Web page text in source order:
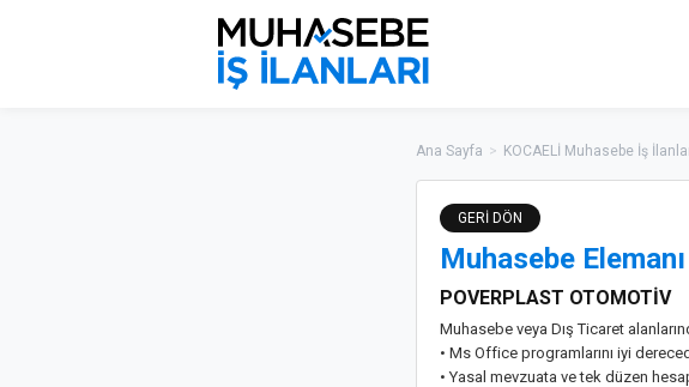
Ana Sayfa > KOCAELİ Muhasebe İş
GERİ DÖN
Muhasebe Elemanı
POVERPLAST OTOMOTİV
Muhasebe veya Dış Ticaret
• Ms Office programlarını iyi
• Yasal mevzuata ve tek düzen